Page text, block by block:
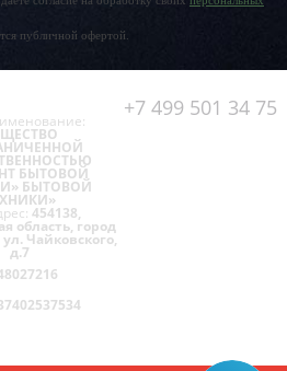
публичной офертой.
+7 499 501 34 75
БЫТОВОЙ
БЫТОВОЙ
454138,
область, город
Чайковского,
д.7